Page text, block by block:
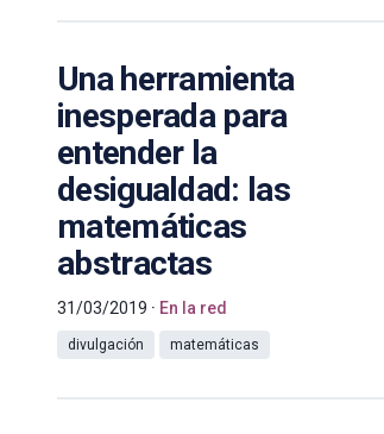
Una herramienta
inesperada para
entender la
desigualdad: las
matemáticas
abstractas
31/03/2019 En la red
divulgación matemáticas